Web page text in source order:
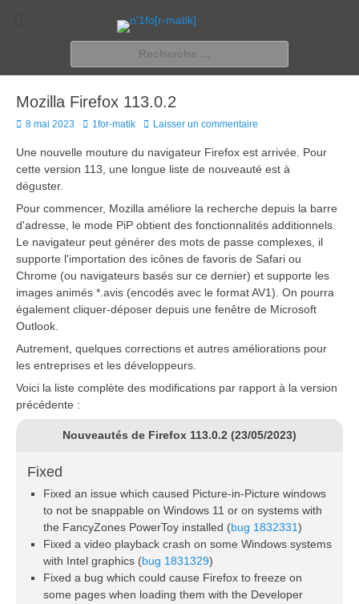
n'1fo[r-matik]
Pour les nymphos d'infos en info…
Mozilla Firefox 113.0.2
Posted
8 mai 2023 Author
1for-matik Laisser un commentaire
Une nouvelle mouture du navigateur Firefox est arrivée. Pour
cette version 113, une longue liste de nouveauté est à
déguster.
Pour commencer, Mozilla améliore la recherche depuis la barre
d'adresse, le mode PiP obtient des fonctionnalités additionnels.
Le navigateur peut générer des mots de passe complexes, il
supporte l'importation des icônes de favoris de Safari ou
Chrome (ou navigateurs basés sur ce dernier) et supporte les
images animés *.avis (encodés avec le format AV1). On pourra
également cliquer-déposer depuis une fenêtre de Microsoft
Outlook.
Autrement, quelques corrections et autres améliorations pour
les entreprises et les développeurs.
Voici la liste complète des modifications par rapport à la version
précédente :
Nouveautés de Firefox 113.0.2 (23/05/2023)
Fixed
Fixed an issue which caused Picture-in-Picture windows
to not be snappable on Windows 11 or on systems with
the FancyZones PowerToy installed (bug 1832331)
Fixed a video playback crash on some Windows systems
with Intel graphics (bug 1831329)
Fixed a bug which could cause Firefox to freeze on
some pages when loading them with the Developer